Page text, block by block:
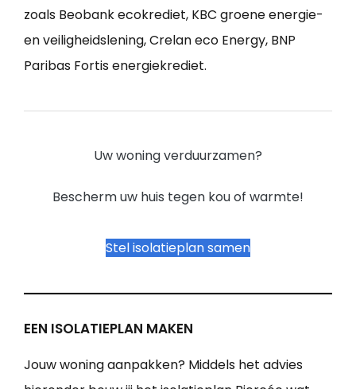
zoals Beobank ecokrediet, KBC groene energie-
en veiligheidslening, Crelan eco Energy, BNP
Paribas Fortis energiekrediet.
Uw woning verduurzamen?
Bescherm uw huis tegen kou of warmte!
Stel isolatieplan samen
EEN ISOLATIEPLAN MAKEN
Jouw woning aanpakken? Middels het advies